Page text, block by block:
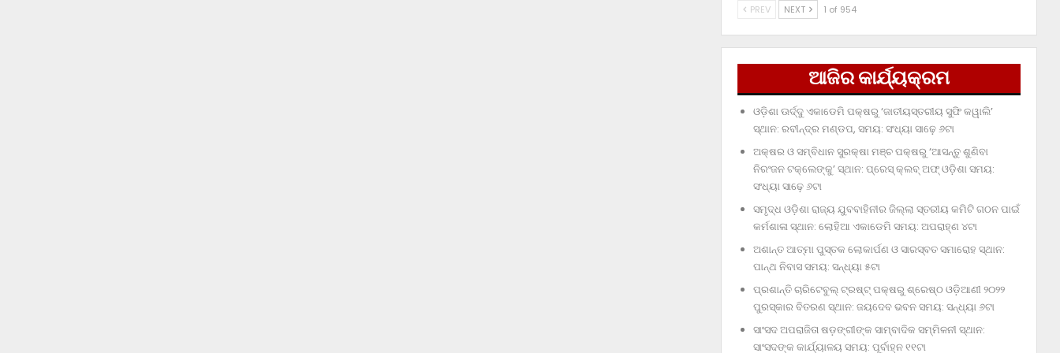
PREV NEXT 1 of 954
ଆଜିର କାର୍ଯ୍ୟକ୍ରମ
ଓଡ଼ିଶା ଊର୍ଦ୍ଦୁ ଏକାଡେମି ପକ୍ଷରୁ ‘ଜାତୀୟସ୍ତରୀୟ ସୁଫି କୱାଲି’
ସ୍ଥାନ: ରବୀନ୍ଦ୍ର ମଣ୍ଡପ, ସମୟ: ସଂଧ୍ୟା ସାଢ଼େ ୬ଟା
ଅକ୍ଷର ଓ ସମ୍ବିଧାନ ସୁରକ୍ଷା ମଞ୍ଚ ପକ୍ଷରୁ ‘ଆସନ୍ତୁ ଶୁଣିବା
ନିରଂଜନ ଟକ୍‌ଲେଙ୍କୁ’ ସ୍ଥାନ: ପ୍ରେସ୍‌ କ୍ଲବ୍‌ ଅଫ୍‌ ଓଡ଼ିଶା ସମୟ:
ସଂଧ୍ୟା ସାଢ଼େ ୬ଟା
ସମୃଦ୍ଧ ଓଡ଼ିଶା ରାଜ୍ୟ ଯୁବବାହିନୀର ଜିଲ୍ଲା ସ୍ତରୀୟ କମିଟି ଗଠନ ପାଇଁ
କର୍ମଶାଳା ସ୍ଥାନ: ଲୋହିଆ ଏକାଡେମି ସମୟ: ଅପରାହ୍‌ଣ ୪ଟା
ଅଶାନ୍ତ ଆତ୍ମା ପୁସ୍ତକ ଲୋକାର୍ପଣ ଓ ସାରସ୍ବତ ସମାରୋହ ସ୍ଥାନ:
ପାନ୍ଥ ନିବାସ ସମୟ: ସନ୍ଧ୍ୟା ୫ଟା
ପ୍ରଶାନ୍ତି ଚାରିଟେବୁଲ୍‌ ଟ୍ରଷ୍ଟ୍‌ ପକ୍ଷରୁ ଶ୍ରେଷ୍ଠ ଓଡ଼ିଆଣୀ ୨୦୨୨
ପୁରସ୍କାର ବିତରଣ ସ୍ଥାନ: ଜୟଦେବ ଭବନ ସମୟ: ସନ୍ଧ୍ୟା ୬ଟା
ସାଂସଦ ଅପରାଜିତା ଷଡ଼ଙ୍ଗୀଙ୍କ ସାମ୍ବାଦିକ ସମ୍ମିଳନୀ ସ୍ଥାନ:
ସାଂସଦଙ୍କ କାର୍ଯ୍ୟାଳୟ ସମୟ: ପୂର୍ବାହ୍ନ ୧୧ଟା